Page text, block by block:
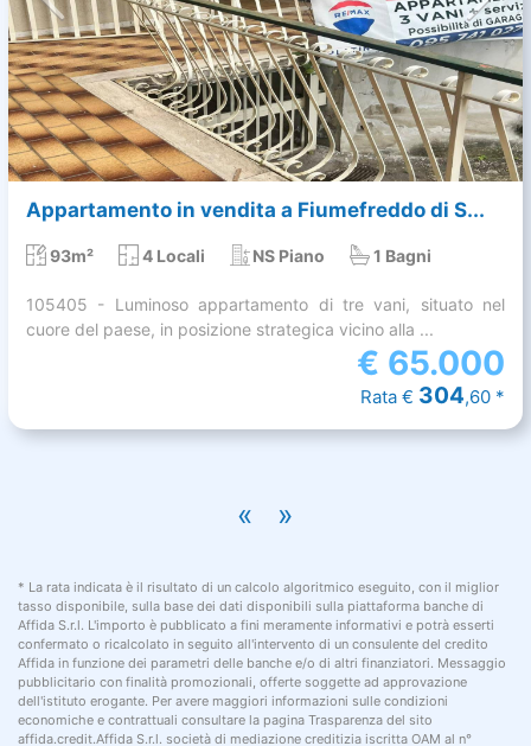
Appartamento in vendita a Fiumefreddo di S...
93m² 4 Locali NS Piano 1 Bagni
105405 - Luminoso appartamento di tre vani, situato nel
cuore del paese, in posizione strategica vicino alla ...
€ 65.000
Rata € 304,60 *
« »
* La rata indicata è il risultato di un calcolo algoritmico eseguito, con il miglior
tasso disponibile, sulla base dei dati disponibili sulla piattaforma banche di
Affida S.r.l. L'importo è pubblicato a fini meramente informativi e potrà esserti
confermato o ricalcolato in seguito all'intervento di un consulente del credito
Affida in funzione dei parametri delle banche e/o di altri finanziatori. Messaggio
pubblicitario con finalità promozionali, offerte soggette ad approvazione
dell'istituto erogante. Per avere maggiori informazioni sulle condizioni
economiche e contrattuali consultare la pagina Trasparenza del sito
affida.credit.Affida S.r.l. società di mediazione creditizia iscritta OAM al n°